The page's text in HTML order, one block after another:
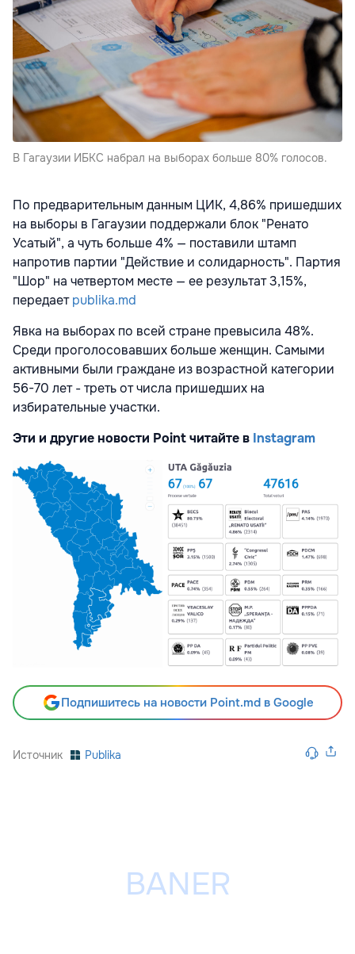
В Гагаузии ИБКС набрал на выборах больше 80% голосов.
По предварительным данным ЦИК, 4,86% пришедших
на выборы в Гагаузии поддержали блок "Ренато
Усатый", а чуть больше 4% — поставили штамп
напротив партии "Действие и солидарность". Партия
"Шор" на четвертом месте — ее результат 3,15%,
передаетpublika.md
Явка на выборах по всей стране превысила 48%.
Среди проголосовавших больше женщин. Самыми
активными были граждане из возрастной категории
56-70 лет - треть от числа пришедших на
избирательные участки.
Эти и другие новости Point читайте в Instagram
Подпишитесь на новости Point.md в Google
Источник Publika